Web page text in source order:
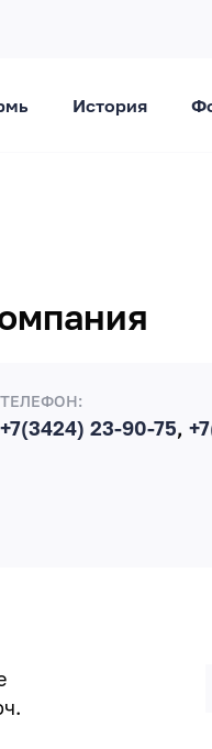
История
ТЕЛЕФОН:
+7(3424) 23-90-75,